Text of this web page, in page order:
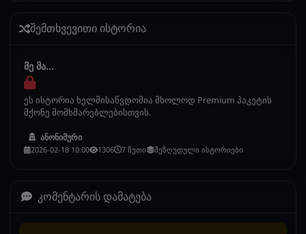
შემთხვევითი ისტორია
მე მა...
ეს ისტორია ხელმისაწვდომია მხოლოდ Premium პაკეტის
მქონე მომხმარებლებისთვის.
ანონიმური
2026-02-18 10:00 1306 7 წუთი შეზღუდული ისტორიები
კომენტარის დამატება